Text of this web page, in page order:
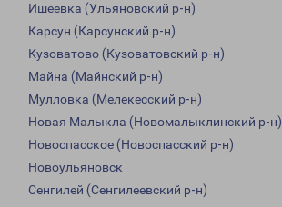
Ишеевка (Ульяновский р-н)
Карсун (Карсунский р-н)
Кузоватово (Кузоватовский р-н)
Майна (Майнский р-н)
Мулловка (Мелекесский р-н)
Новая Малыкла (Новомалыклинский р-н)
Новоспасское (Новоспасский р-н)
Новоульяновск
Сенгилей (Сенгилеевский р-н)